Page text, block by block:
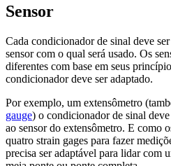
Sensor
Cada condicionador de sinal deve
sensor com o qual será usado. Os
diferentes com base em seus
condicionador deve ser adaptado.
Por exemplo, um extensômetro
gauge) o condicionador de sinal
ao sensor do extensômetro. E como
quatro strain gages para fazer
precisa ser adaptável para lidar com